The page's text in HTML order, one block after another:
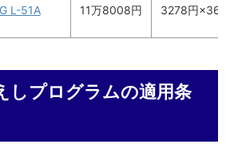
L-51A 11万8008円 3278円×36
しプログラムの適用条